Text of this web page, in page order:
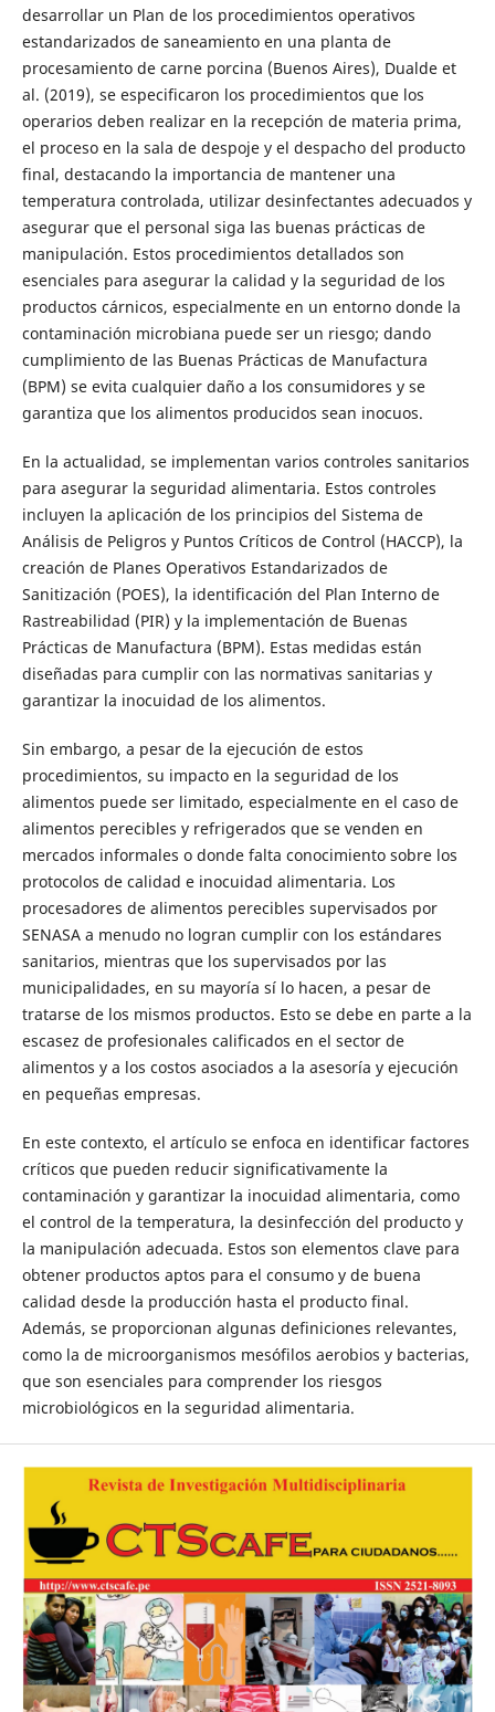
desarrollar un Plan de los procedimientos operativos
estandarizados de saneamiento en una planta de
procesamiento de carne porcina (Buenos Aires), Dualde et
al. (2019), se especificaron los procedimientos que los
operarios deben realizar en la recepción de materia prima,
el proceso en la sala de despoje y el despacho del producto
final, destacando la importancia de mantener una
temperatura controlada, utilizar desinfectantes adecuados y
asegurar que el personal siga las buenas prácticas de
manipulación. Estos procedimientos detallados son
esenciales para asegurar la calidad y la seguridad de los
productos cárnicos, especialmente en un entorno donde la
contaminación microbiana puede ser un riesgo; dando
cumplimiento de las Buenas Prácticas de Manufactura
(BPM) se evita cualquier daño a los consumidores y se
garantiza que los alimentos producidos sean inocuos.
En la actualidad, se implementan varios controles sanitarios
para asegurar la seguridad alimentaria. Estos controles
incluyen la aplicación de los principios del Sistema de
Análisis de Peligros y Puntos Críticos de Control (HACCP), la
creación de Planes Operativos Estandarizados de
Sanitización (POES), la identificación del Plan Interno de
Rastreabilidad (PIR) y la implementación de Buenas
Prácticas de Manufactura (BPM). Estas medidas están
diseñadas para cumplir con las normativas sanitarias y
garantizar la inocuidad de los alimentos.
Sin embargo, a pesar de la ejecución de estos
procedimientos, su impacto en la seguridad de los
alimentos puede ser limitado, especialmente en el caso de
alimentos perecibles y refrigerados que se venden en
mercados informales o donde falta conocimiento sobre los
protocolos de calidad e inocuidad alimentaria. Los
procesadores de alimentos perecibles supervisados por
SENASA a menudo no logran cumplir con los estándares
sanitarios, mientras que los supervisados por las
municipalidades, en su mayoría sí lo hacen, a pesar de
tratarse de los mismos productos. Esto se debe en parte a la
escasez de profesionales calificados en el sector de
alimentos y a los costos asociados a la asesoría y ejecución
en pequeñas empresas.
En este contexto, el artículo se enfoca en identificar factores
críticos que pueden reducir significativamente la
contaminación y garantizar la inocuidad alimentaria, como
el control de la temperatura, la desinfección del producto y
la manipulación adecuada. Estos son elementos clave para
obtener productos aptos para el consumo y de buena
calidad desde la producción hasta el producto final.
Además, se proporcionan algunas definiciones relevantes,
como la de microorganismos mesófilos aerobios y bacterias,
que son esenciales para comprender los riesgos
microbiológicos en la seguridad alimentaria.